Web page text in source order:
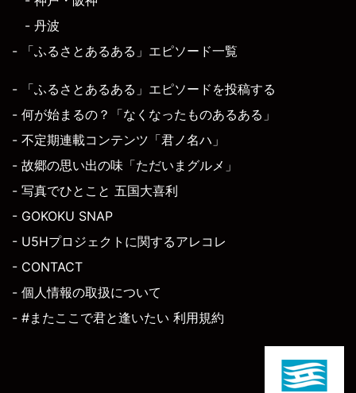
- 丹波
- 「ふるさとあるある」エピソード一覧
- 「ふるさとあるある」エピソードを投稿する
- 何が始まるの？「なくなったものあるある」
- 不定期連載コンテンツ「君ノ名ハ」
- 故郷の思い出の味「ただいまグルメ」
- 写真でひとこと 五国大喜利
- GOKOKU SNAP
- U5Hプロジェクトに関するアレコレ
- CONTACT
- 個人情報の取扱について
- #またここで君と逢いたい 利用規約